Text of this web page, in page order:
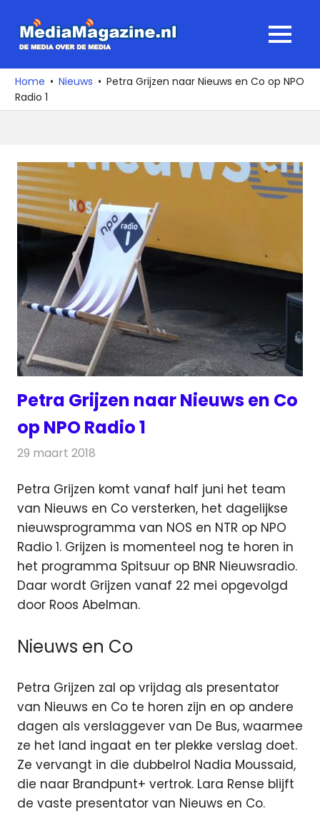
naar
media
over
de
MENU
Home Nieuws
Petra Grijzen naar Nieuws en Co op NPO
Radio 1
Petra Grijzen naar Nieuws en Co
op NPO Radio 1
29 maart 2018
Petra Grijzen komt vanaf half juni het team
van Nieuws en Co versterken, het dagelijkse
nieuwsprogramma van NOS en NTR op NPO
Radio 1. Grijzen is momenteel nog te horen in
het programma Spitsuur op BNR Nieuwsradio.
Daar wordt Grijzen vanaf 22 mei opgevolgd
door Roos Abelman.
Nieuws en Co
Petra Grijzen zal op vrijdag als presentator
van Nieuws en Co te horen zijn en op andere
dagen als verslaggever van De Bus, waarmee
ze het land ingaat en ter plekke verslag doet.
Ze vervangt in die dubbelrol Nadia Moussaid,
die naar Brandpunt+ vertrok. Lara Rense blijft
de vaste presentator van Nieuws en Co.